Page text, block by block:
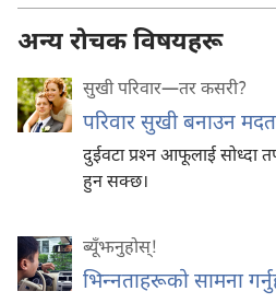
अन्य रोचक विषयहरू
सुखी परिवार—तर कसरी?
परिवार सुखी बनाउन
दुईवटा प्रश्‍न आफूलाई सोध्दा
हुन सक्छ।
ब्यूँझनुहोस्!
भिन्‍नताहरूको सामना